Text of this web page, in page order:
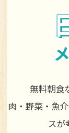
無料朝食
肉・野菜・魚
スが